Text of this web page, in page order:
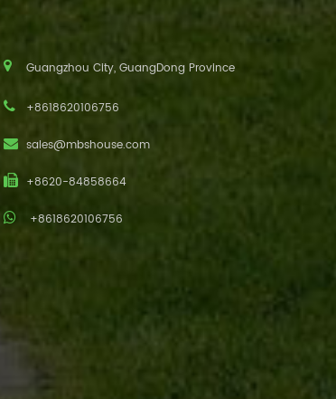
Guangzhou City, GuangDong Province
+8618620106756
sales@mbshouse.com
+8620-84858664
+8618620106756